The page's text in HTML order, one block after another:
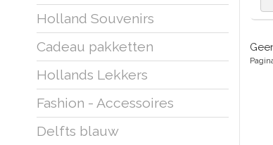
Holland Souvenirs
Cadeau pakketten
Hollands Lekkers
Fashion - Accessoires
Delfts blauw